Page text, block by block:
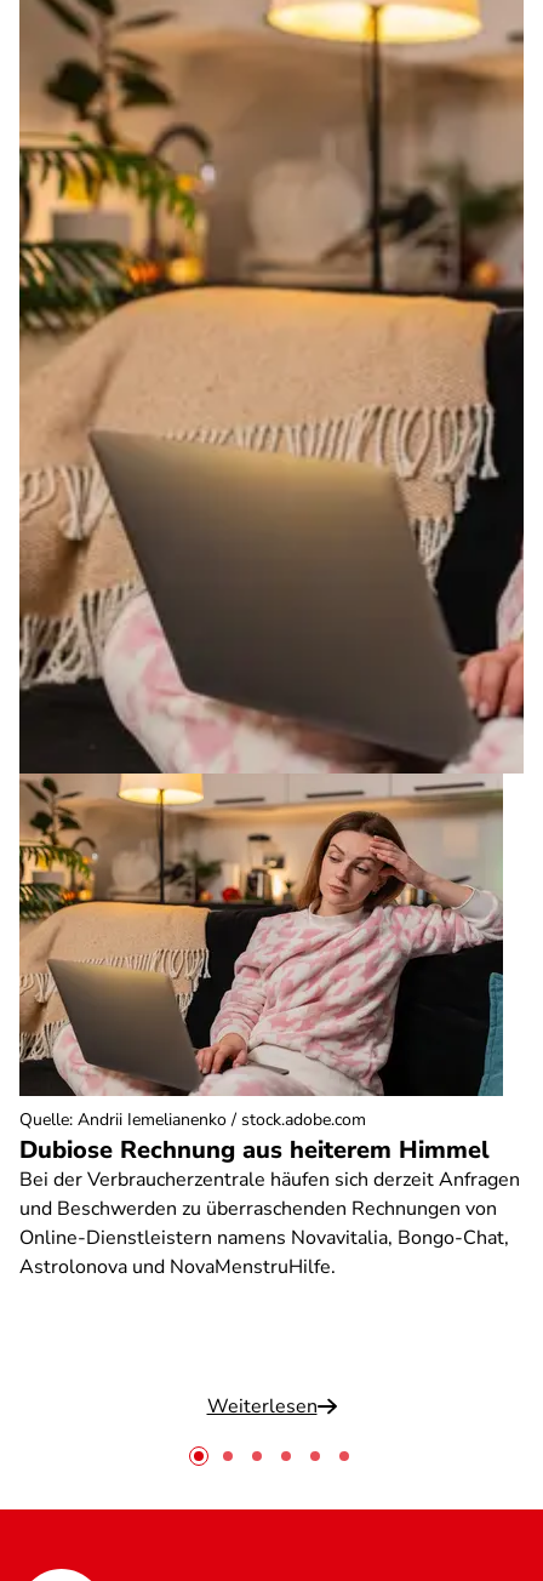
Dubiose Rechnung aus heiterem Himmel
Bei der Verbraucherzentrale häufen sich derzeit Anfragen
und Beschwerden zu überraschenden Rechnungen von
Online-Dienstleistern namens Novavitalia, Bongo-Chat,
Astrolonova und NovaMenstruHilfe.
Weiterlesen
Quelle: Andrii Iemelianenko / stock.adobe.com